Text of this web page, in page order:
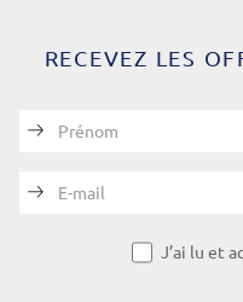
RECEVEZ LES
Prénom
E-mail
J’ai lu et